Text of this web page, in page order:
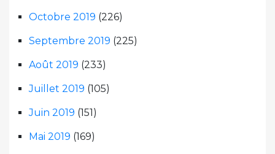
Octobre 2019 (226)
Septembre 2019 (225)
Août 2019 (233)
Juillet 2019 (105)
Juin 2019 (151)
Mai 2019 (169)